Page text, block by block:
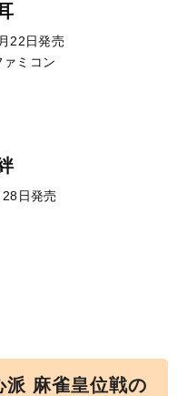
22日発売
ァミコン
日発売
派 麻雀皇位戦の